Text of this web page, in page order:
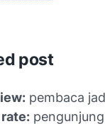
post
pembaca